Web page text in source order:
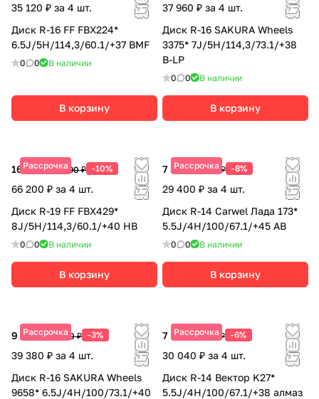
35 120 ₽ за 4 шт.
Диск R-16 FF FBX224*
6.5J/5H/114,3/60.1/+37 BMF
0 0 В наличии
В корзину
37 960 ₽ за 4 шт.
Диск R-16 SAKURA Wheels
3375* 7J/5H/114,3/73.1/+38
B-LP
0 0 В наличии
В корзину
Рассрочка
16 550 ₽18 390 ₽ -10%
66 200 ₽ за 4 шт.
Диск R-19 FF FBX429*
8J/5H/114,3/60.1/+40 HB
0 0 В наличии
В корзину
Рассрочка
7 350 ₽7 990 ₽ -8%
29 400 ₽ за 4 шт.
Диск R-14 Carwel Лада 173*
5.5J/4H/100/67.1/+45 AB
0 0 В наличии
В корзину
Рассрочка
9 845 ₽10 150 ₽ -3%
39 380 ₽ за 4 шт.
Диск R-16 SAKURA Wheels
9658* 6.5J/4H/100/73.1/+40
Рассрочка
7 510 ₽7 990 ₽ -6%
30 040 ₽ за 4 шт.
Диск R-14 Вектор K27*
5.5J/4H/100/67.1/+38 алмаз